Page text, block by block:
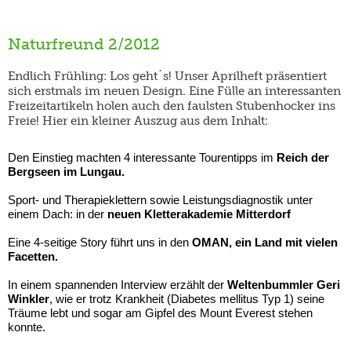
Naturfreund 2/2012
Endlich Frühling: Los geht´s! Unser Aprilheft präsentiert
sich erstmals im neuen Design. Eine Fülle an interessanten
Freizeitartikeln holen auch den faulsten Stubenhocker ins
Freie! Hier ein kleiner Auszug aus dem Inhalt:
Den Einstieg machten 4 interessante Tourentipps im Reich der
Bergseen im Lungau.
Sport- und Therapieklettern sowie Leistungsdiagnostik unter
einem Dach: in der neuen Kletterakademie Mitterdorf
Eine 4-seitige Story führt uns in den OMAN, ein Land mit vielen
Facetten.
In einem spannenden Interview erzählt der Weltenbummler Geri
Winkler, wie er trotz Krankheit (Diabetes mellitus Typ 1) seine
Träume lebt und sogar am Gipfel des Mount Everest stehen
konnte.